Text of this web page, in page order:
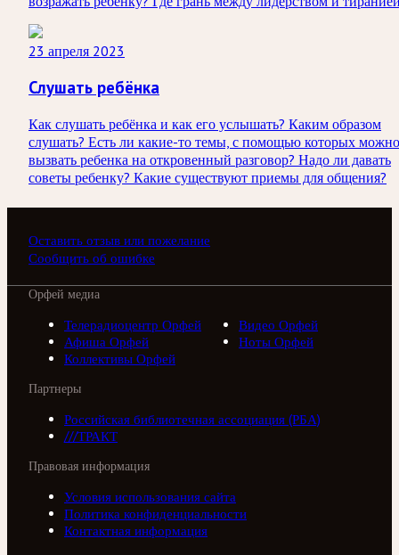
23 апреля 2023
Слушать ребёнка
Как слушать ребёнка и как его услышать? Каким образом
слушать? Есть ли какие-то темы, с помощью которых можно
вызвать ребенка на откровенный разговор? Надо ли давать
советы ребенку? Какие существуют приемы для общения?
Оставить отзыв или пожелание
Сообщить об ошибке
Орфей медиа
Телерадиоцентр Орфей
Видео Орфей
Афиша Орфей
Ноты Орфей
Коллективы Орфей
Партнеры
Российская библиотечная ассоциация (РБА)
///ТРАКТ
Правовая информация
Условия использования сайта
Политика конфиденциальности
Контактная информация